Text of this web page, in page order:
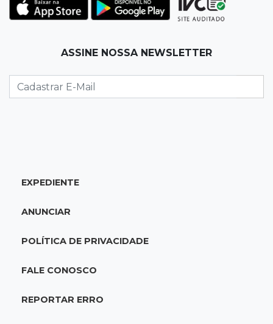
Choque ao lado de condomínio
Primeiro corpo do “cemitério de Nando”
Mãe narra emboscada e diz ter sido amarrada
em acidente que matou eletricista
11:19Successione
ASSINE NOSSA NEWSLETTER
EXPEDIENTE
ANUNCIAR
POLÍTICA DE PRIVACIDADE
FALE CONOSCO
REPORTAR ERRO